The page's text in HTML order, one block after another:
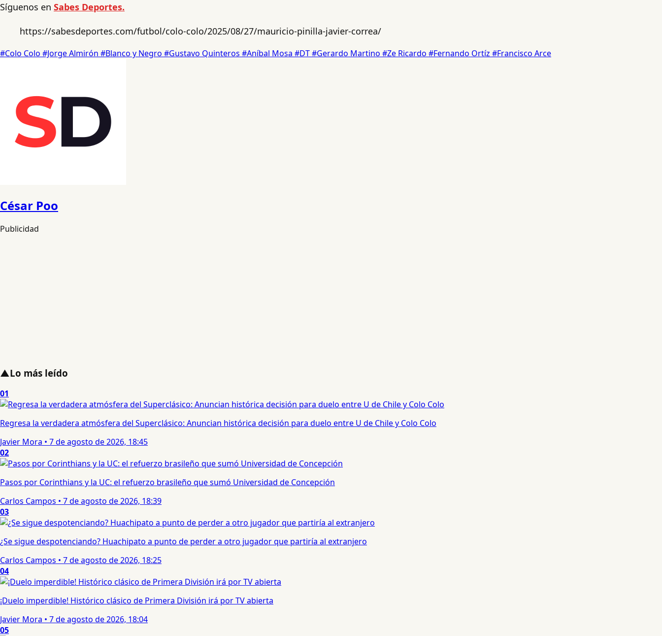
Síguenos en Sabes Deportes.
https://sabesdeportes.com/futbol/colo-colo/2025/08/27/mauricio-pinilla-javier-correa/
#Colo Colo #Jorge Almirón #Blanco y Negro #Gustavo Quinteros #Aníbal Mosa #DT#Gerardo Martino #Ze Ricardo #Fernando Ortíz #Francisco Arce
César Poo
Publicidad
▲Lo más leído
01
Regresa la verdadera atmósfera del Superclásico: Anuncian histórica decisión para duelo entre U de Chile y Colo Colo
Javier Mora • 7 de agosto de 2026, 18:45
02
Pasos por Corinthians y la UC: el refuerzo brasileño que sumó Universidad de Concepción
Carlos Campos • 7 de agosto de 2026, 18:39
03
¿Se sigue despotenciando? Huachipato a punto de perder a otro jugador que partiría al extranjero
Carlos Campos • 7 de agosto de 2026, 18:25
04
¡Duelo imperdible! Histórico clásico de Primera División irá por TV abierta
Javier Mora • 7 de agosto de 2026, 18:04
05